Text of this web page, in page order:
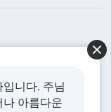
어서 그 본분들
움에 빠지는가 하
기를 주지 않으
원망했습니다.
나님나라에 들어가고
니다. 주님
나 아름다운